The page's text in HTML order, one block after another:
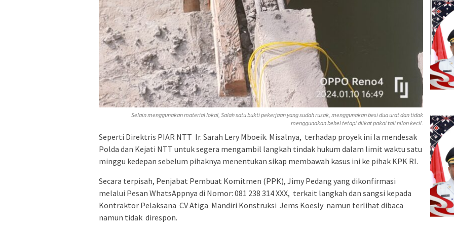
Selain menggunakan material lokal, Salah satu bukti pekerjaan yang sudah rusak, menggunakan besi dua urat dan tidak
menggunakan behel tetapi diikat pakai tali nilon kecil.
Seperti Direktris PIAR NTT Ir. Sarah Lery Mboeik. Misalnya, terhadap proyek ini Ia mendesak
Polda dan Kejati NTT untuk segera mengambil langkah tindak hukum dalam limit waktu satu
minggu kedepan sebelum pihaknya menentukan sikap membawah kasus ini ke pihak KPK RI.
Secara terpisah, Penjabat Pembuat Komitmen (PPK), Jimy Pedang yang dikonfirmasi
melalui Pesan WhatsAppnya di Nomor: 081 238 314 XXX, terkait langkah dan sangsi kepada
Kontraktor Pelaksana CV Atiga Mandiri Konstruksi Jems Koesly namun terlihat dibaca
namun tidak direspon.